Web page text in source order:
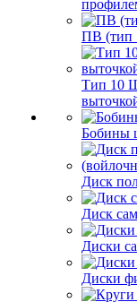
ПВ (тип
Тип 10
Бобины
Диск
Диск
Диски
Диски